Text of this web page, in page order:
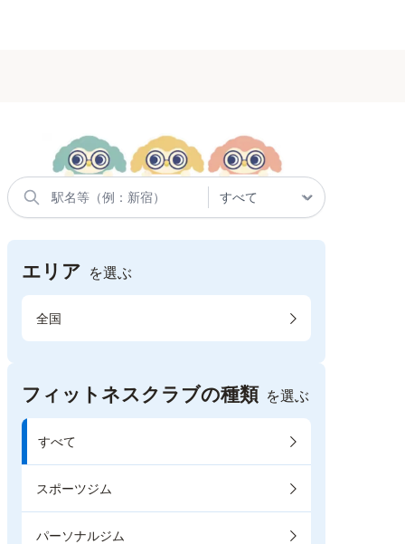
エリア を選ぶ
全国
フィットネスクラブの種類 を選ぶ
すべて
スポーツジム
パーソナルジム